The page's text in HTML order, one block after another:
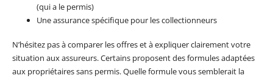
(qui a le permis)
Une assurance spécifique pour les collectionneurs
N’hésitez pas à comparer les offres et à expliquer clairement votre
situation aux assureurs. Certains proposent des formules adaptées
aux propriétaires sans permis. Quelle formule vous semblerait la